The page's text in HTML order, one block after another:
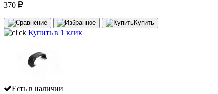
370
Купить
Купить в 1 клик
Есть в наличии